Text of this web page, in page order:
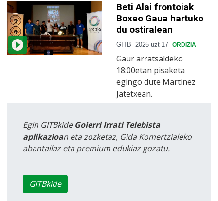
Beti Alai frontoiak
Boxeo Gaua hartuko
du ostiralean
GITB 2025 uzt 17 ORDIZIA
Gaur arratsaldeko
18:00etan pisaketa
egingo dute Martinez
Jatetxean.
Egin GITBkide Goierri Irrati Telebista
aplikazioan eta zozketaz, Gida Komertzialeko
abantailaz eta premium edukiaz gozatu.
GITBkide